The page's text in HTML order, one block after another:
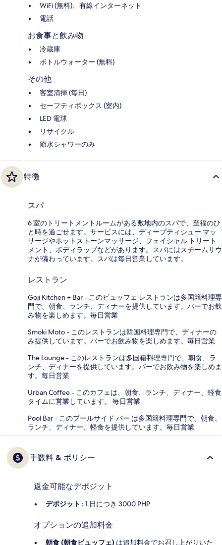
WiFi (無料)、有線インターネット
電話
お食事と飲み物
冷蔵庫
ボトルウォーター (無料)
その他
客室清掃 (毎日)
セーフティボックス (室内)
LED 電球
リサイクル
節水シャワーのみ
特徴
スパ
6 室のトリートメントルームがある敷地内のスパで、至福のひ
と時を過ごせます。サービスには、ディープティシュー マッ
サージやホットストーンマッサージ、フェイシャル トリート
メント、ボディラップなどがあります。スパにはスチームサウ
ナが備わっています。スパは毎日営業しています。
レストラン
Goji Kitchen + Bar - このビュッフェ レストランは多国籍料理専
門で、朝食、ランチ、ディナーを提供しています。バーでお飲
み物を楽しめます。毎日営業
Smoki Moto - このレストランは韓国料理専門で、ディナーの
み提供しています。バーでお飲み物を楽しめます。毎日営業
The Lounge - このレストランは多国籍料理専門で、朝食、ラ
ンチ、ディナーを提供しています。バーでお飲み物を楽しめま
す。毎日営業
Urban Coffee - このカフェは、朝食、ランチ、ディナー、軽食
タイムに営業しています。 毎日営業
Pool Bar - このプールサイド バー は多国籍料理専門で、朝食、
ランチ、ディナー、軽食を提供しています。毎日営業
手数料 & ポリシー
返金可能なデポジット
デポジット : 1 日につき 3000 PHP
オプションの追加料金
朝食 (朝食ビュッフェ) は追加料金でお召し上がりいた